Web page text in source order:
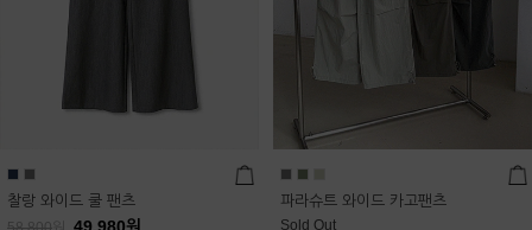
찰랑 와이드 쿨 팬츠 파라슈트 와이드 카고팬츠
Sold Out